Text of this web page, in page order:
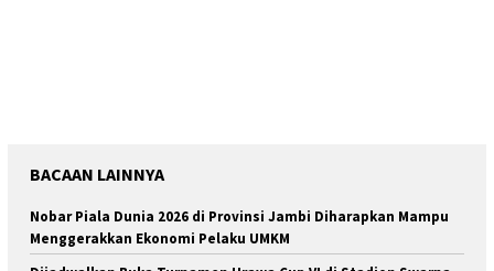
BACAAN LAINNYA
Nobar Piala Dunia 2026 di Provinsi Jambi Diharapkan Mampu
Menggerakkan Ekonomi Pelaku UMKM